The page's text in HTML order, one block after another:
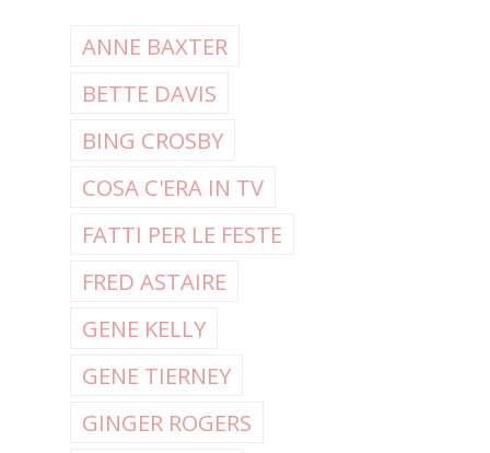
ANNE BAXTER
BETTE DAVIS
BING CROSBY
COSA C'ERA IN TV
FATTI PER LE FESTE
FRED ASTAIRE
GENE KELLY
GENE TIERNEY
GINGER ROGERS